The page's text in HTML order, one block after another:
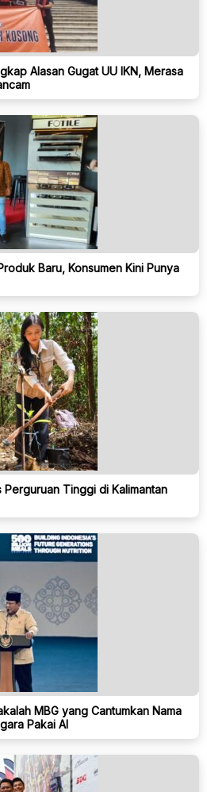
Alasan Gugat UU IKN, Merasa
Baru, Konsumen Kini Punya
Perguruan Tinggi di Kalimantan
MBG yang Cantumkan Nama
Pakai AI